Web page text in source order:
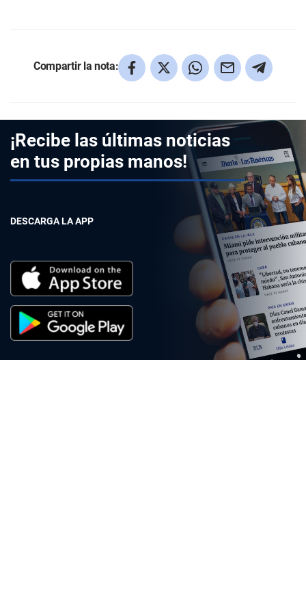
Compartir la nota:
¡Recibe las últimas noticias
en tus propias manos!
DESCARGA LA APP